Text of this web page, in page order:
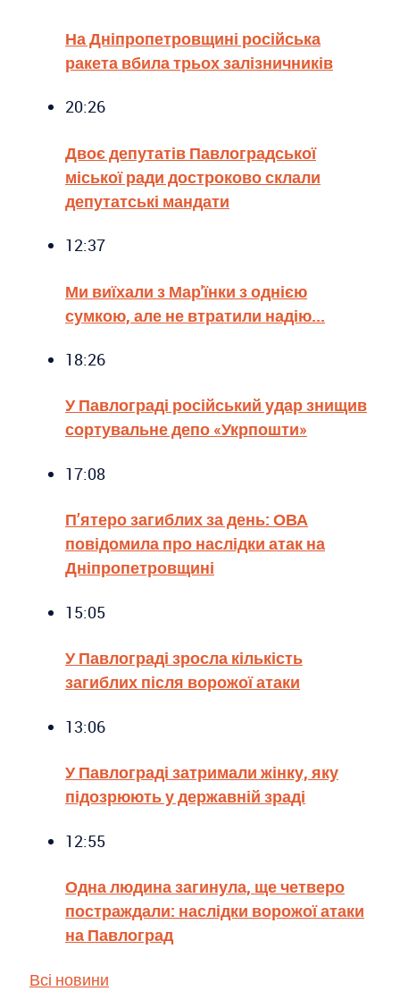
На Дніпропетровщині російська
ракета вбила трьох залізничників
20:26
Двоє депутатів Павлоградської
міської ради достроково склали
депутатські мандати
12:37
Ми виїхали з Мар'їнки з однією
сумкою, але не втратили надію...
18:26
У Павлограді російський удар знищив
сортувальне депо «Укрпошти»
17:08
П’ятеро загиблих за день: ОВА
повідомила про наслідки атак на
Дніпропетровщині
15:05
У Павлограді зросла кількість
загиблих після ворожої атаки
13:06
У Павлограді затримали жінку, яку
підозрюють у державній зраді
12:55
Одна людина загинула, ще четверо
постраждали: наслідки ворожої атаки
на Павлоград
Всі новини